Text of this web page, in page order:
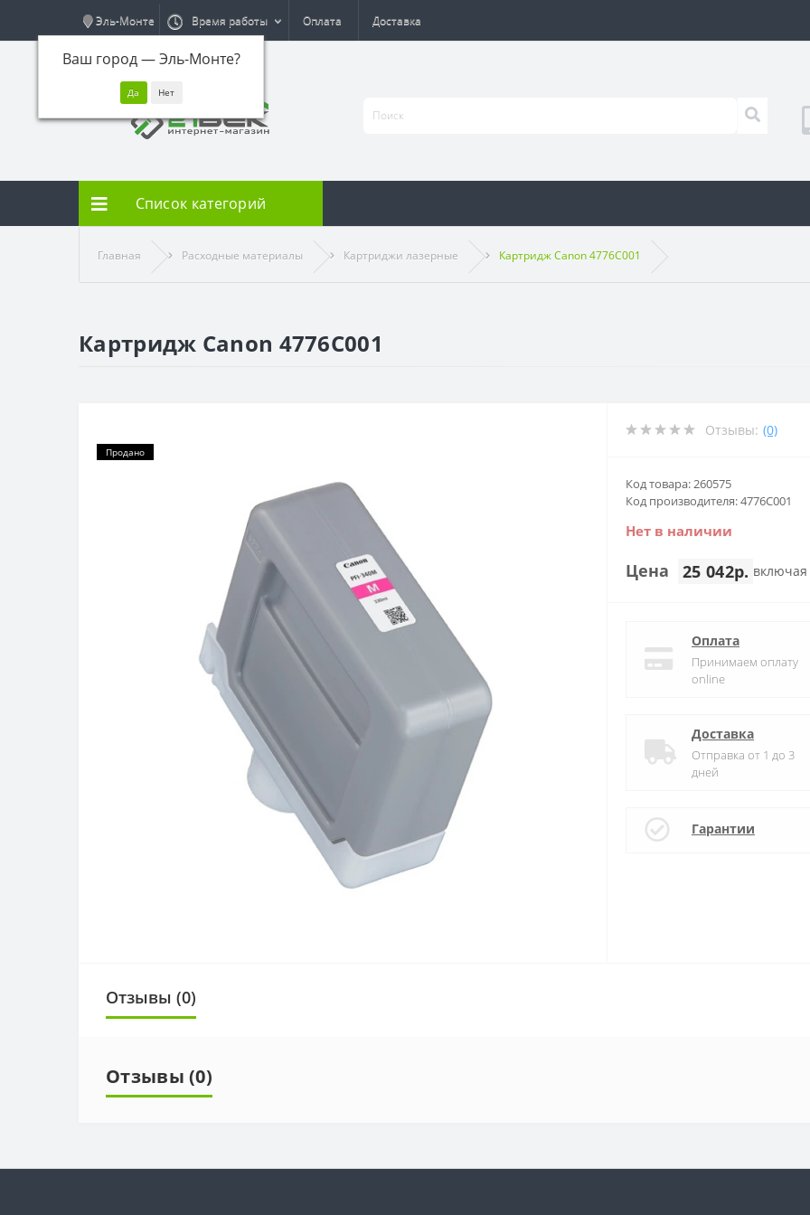
Эль-Монте
Ваш город —Эль-Монте?
Время работы Оплата Доставка
Список категорий
Главная Расходные материалы Картриджи лазерные Картридж Canon 4776C001
Картридж Canon 4776C001
Продано
Отзывы: (0)
Код товара: 260575
Код производителя: 4776C001
Нет в наличии
Цена 25 042р.
Оплата
Принимаем оплату
online
Доставка
Отправка от 1 до 3
дней
Гарантии
Отзывы (0)
Отзывы (0)